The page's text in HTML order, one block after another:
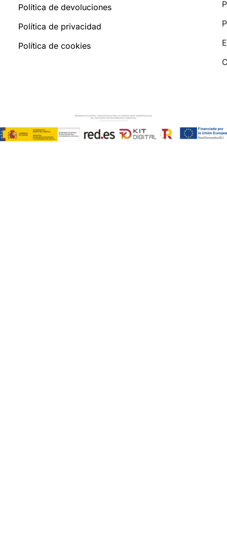
Política de devoluciones
Política de privacidad
Política de cookies